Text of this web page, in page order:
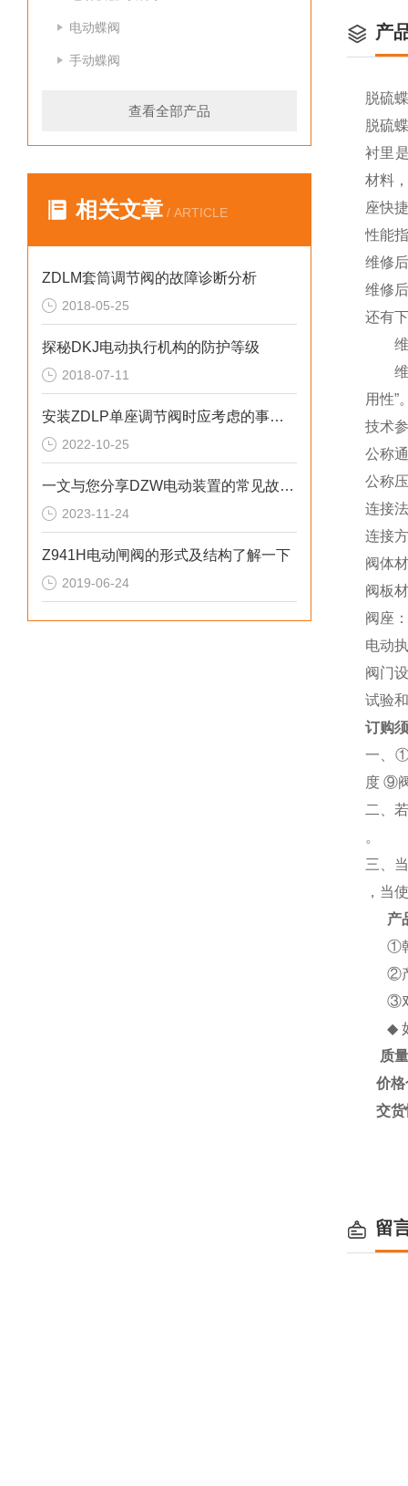
电动蝶阀
手动蝶阀
查看全部产品
相关文章 / ARTICLE
ZDLM套筒调节阀的故障诊断分析
2018-05-25
探秘DKJ电动执行机构的防护等级
2018-07-11
安装ZDLP单座调节阀时应考虑的事项分享
2022-10-25
一文与您分享DZW电动装置的常见故障解决方法
2023-11-24
Z941H电动闸阀的形式及结构了解一下
2019-06-24
产
脱硫
脱硫
衬里
材料
座快
性
维修
维修
还有
维修
维修
用性”
技术
公称
公称
连接
连接
阀体
阀板
阀座
电动
阀门
试验
订购
一、
度 ⑨
二、
。
三、
，当
产
①
②
③
◆
质
价
交
留